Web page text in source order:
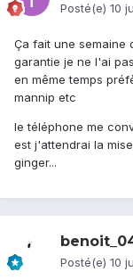
Posté(e) 10
Ça fait une semaine
garantie je ne l'ai
en même temps
mannip etc
le téléphone me
est j'attendrai la
ginger...
Posté(e) 10